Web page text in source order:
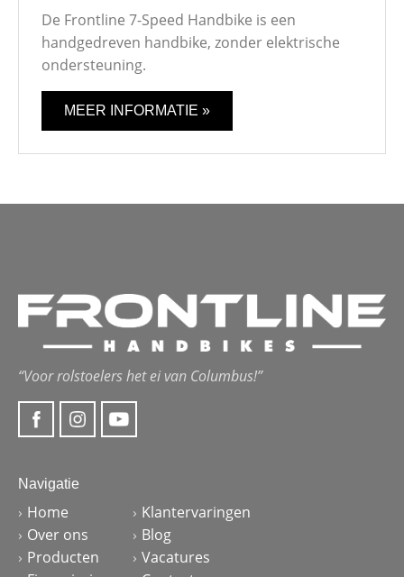
De Frontline 7-Speed Handbike is een
handgedreven handbike, zonder elektrische
ondersteuning.
MEER INFORMATIE »
“Voor rolstoelers het ei van Columbus!”
Navigatie
Home
Over ons
Producten
Klantervaringen
Blog
Vacatures